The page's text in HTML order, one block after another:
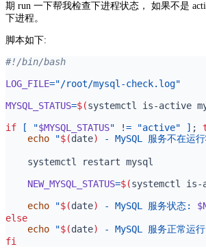
期 run 一下帮我检查下进程状态， 如果不是
下进程。
脚本如下:
LOG_FILE="/root/mysql-check.log"
MYSQL_STATUS=$(systemctl is-active
if
[ "$MYSQL_STATUS" != "active" ] ;
echo
"$(date) - MySQL 服务不在运
NEW_MYSQL_STATUS=$(systemctl is-
echo
"$(date) - MySQL 服务状态:
else
echo
"$(date) - MySQL 服务正常运
fi